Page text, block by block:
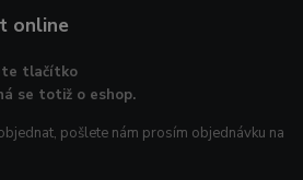
online
tlačítko
se totiž o eshop.
pošlete nám prosím objednávku na